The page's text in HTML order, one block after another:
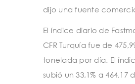
dijo una fuente
El índice diario de
CFR Turquía fue de
tonelada por día. El
subió un 33,1% a